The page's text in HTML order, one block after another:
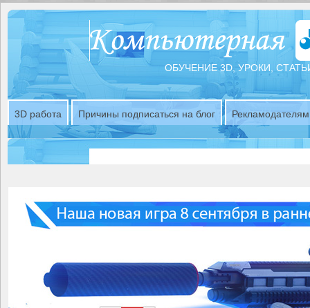
ОБУЧЕНИЕ 3D, УРОКИ,
3D работа Причины подписаться на блог Рекламодателям